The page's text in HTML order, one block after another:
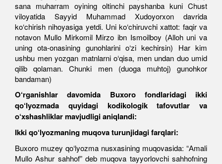
sana muharram oyining oltinchi payshanba kuni Chust
viloyatida Sayyid Muhammad Xudoyorxon davrida
ko‘chirish nihoyasiga yetdi. Uni ko‘chiruvchi xattot: faqir va
notavon Mullo Mirkomil Mirzo ibn Ismoilboy (Аlloh uni va
uning ota-onasining gunohlarini o‘zi kechirsin) Har kim
ushbu men yozgan matnlarni o‘qisa, men undan duo umid
qilib qolaman. Chunki men (duoga muhtoj) gunohkor
bandaman)
O‘rganishlar davomida Buxoro fondlaridagi ikki
qo‘lyozmada quyidagi kodikologik tafovutlar va
o‘xshashliklar mavjudligi aniqlandi:
Ikki qo‘lyozmaning muqova turunjidagi farqlari:
Buxoro muzey qo‘lyozma nusxasining muqovasida: “Аmali
Mullo Аshur sahhof” deb muqova tayyorlovchi sahhofning